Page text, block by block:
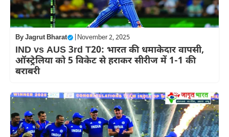
ByJagrut Bharat November 2, 2025
IND vs AUS 3rd T20: भारत की धमाकेदार वापसी,
ऑस्ट्रेलिया को 5 विकेट से हराकर सीरीज में 1-1 की
बराबरी